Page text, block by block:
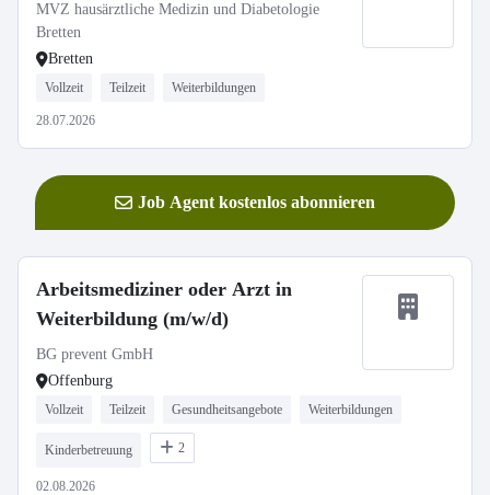
MVZ hausärztliche Medizin und Diabetologie
Bretten
Bretten
Vollzeit Teilzeit Weiterbildungen
28.07.2026
Job Agent kostenlos abonnieren
Arbeitsmediziner oder Arzt in
Weiterbildung (m/w/d)
BG prevent GmbH
Offenburg
Vollzeit Teilzeit Gesundheitsangebote Weiterbildungen
Kinderbetreuung 2
02.08.2026